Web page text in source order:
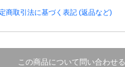
商取引法に基づく表記 (返品など)
この商品について問い合わせる